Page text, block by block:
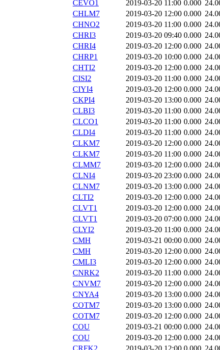
CEVO1
2019-03-20 11:00 0.000
CHLM7
2019-03-20 12:00 0.000
CHNO2
2019-03-20 11:00 0.000
CHRI3
2019-03-20 09:40 0.000
CHRI4
2019-03-20 12:00 0.000
CHRP1
2019-03-20 10:00 0.000
CHTI2
2019-03-20 12:00 0.000
CISI2
2019-03-20 11:00 0.000
CIYI4
2019-03-20 12:00 0.000
CKPI4
2019-03-20 13:00 0.000
CLBI3
2019-03-20 11:00 0.000
CLCO1
2019-03-20 11:00 0.000
CLDI4
2019-03-20 11:00 0.000
CLKM7
2019-03-20 12:00 0.000
CLKM7
2019-03-20 11:00 0.000
CLMM7
2019-03-20 12:00 0.000
CLNI4
2019-03-20 23:00 0.000
CLNM7
2019-03-20 13:00 0.000
CLTI2
2019-03-20 12:00 0.000
CLVT1
2019-03-20 12:00 0.000
CLVT1
2019-03-20 07:00 0.000
CLYI2
2019-03-20 11:00 0.000
CMH
2019-03-21 00:00 0.000
CMH
2019-03-20 12:00 0.000
CMLI3
2019-03-20 12:00 0.000
CNRK2
2019-03-20 11:00 0.000
CNVM7
2019-03-20 12:00 0.000
CNYA4
2019-03-20 13:00 0.000
COTM7
2019-03-20 13:00 0.000
COTM7
2019-03-20 12:00 0.000
COU
2019-03-21 00:00 0.000
COU
2019-03-20 12:00 0.000